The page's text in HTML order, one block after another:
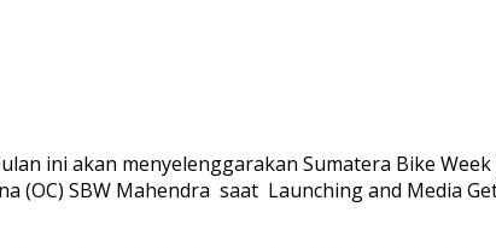
ini akan menyelenggarakan Sumatera Bike
SBW Mahendra saat Launching and Media